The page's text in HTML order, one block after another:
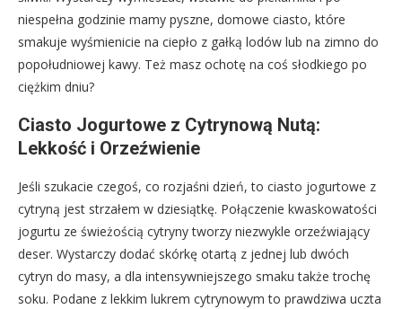
niespełna godzinie mamy pyszne, domowe ciasto, które
smakuje wyśmienicie na ciepło z gałką lodów lub na zimno do
popołudniowej kawy. Też masz ochotę na coś słodkiego po
ciężkim dniu?
Ciasto Jogurtowe z Cytrynową Nutą:
Lekkość i Orzeźwienie
Jeśli szukacie czegoś, co rozjaśni dzień, to ciasto jogurtowe z
cytryną jest strzałem w dziesiątkę. Połączenie kwaskowatości
jogurtu ze świeżością cytryny tworzy niezwykle orzeźwiający
deser. Wystarczy dodać skórkę otartą z jednej lub dwóch
cytryn do masy, a dla intensywniejszego smaku także trochę
soku. Podane z lekkim lukrem cytrynowym to prawdziwa uczta